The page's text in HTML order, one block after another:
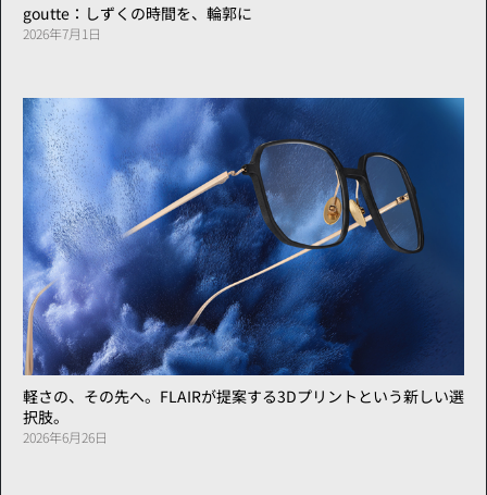
goutte：しずくの時間を、輪郭に
2026年7月1日
軽さの、その先へ。FLAIRが提案する3Dプリントという新しい選
択肢。
2026年6月26日